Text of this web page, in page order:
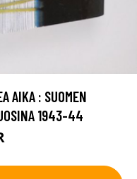
AIKA : SUOMEN
1943-44